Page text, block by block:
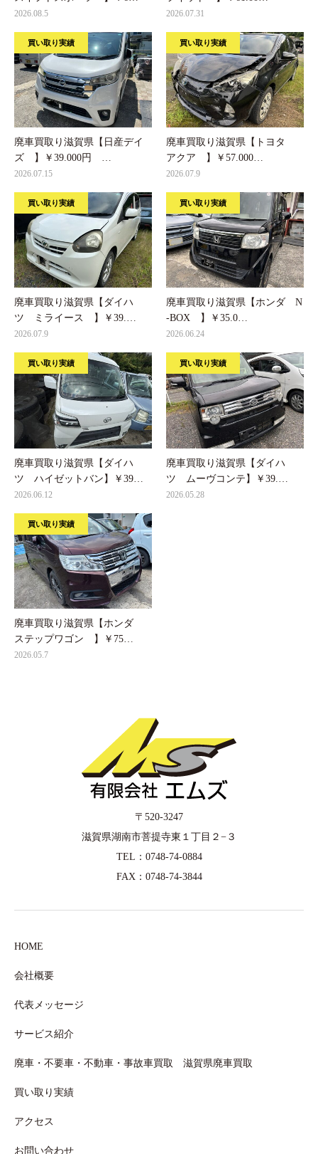
2026.08.5 2026.07.31
買い取り実績
廃車買取り滋賀県【日産デイ
ズ 】￥39.000円 …
2026.07.15
買い取り実績
廃車買取り滋賀県【トヨタ
アクア 】￥57.000…
2026.07.9
買い取り実績
廃車買取り滋賀県【ダイハ
ツ ミライース 】￥39.…
2026.07.9
買い取り実績
廃車買取り滋賀県【ホンダ N
-BOX 】￥35.0…
2026.06.24
買い取り実績
廃車買取り滋賀県【ダイハ
ツ ハイゼットバン】￥39…
2026.06.12
買い取り実績
廃車買取り滋賀県【ダイハ
ツ ムーヴコンテ】￥39.…
2026.05.28
買い取り実績
廃車買取り滋賀県【ホンダ
ステップワゴン 】￥75…
2026.05.7
〒520-3247
滋賀県湖南市菩提寺東１丁目２−３
TEL：0748-74-0884
FAX：0748-74-3844
HOME
会社概要
代表メッセージ
サービス紹介
廃車・不要車・不動車・事故車買取 滋賀県廃車買取
買い取り実績
アクセス
お問い合わせ